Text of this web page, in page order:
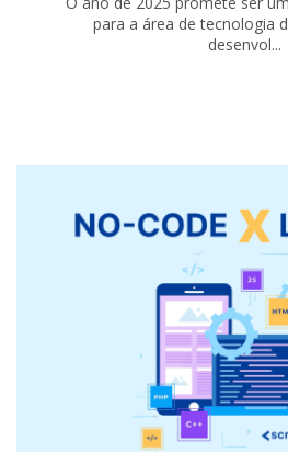
para a área de tecnologia
desenvol...